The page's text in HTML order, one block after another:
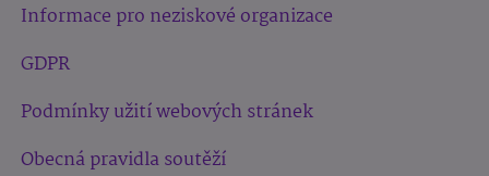
Informace pro neziskové organizace
GDPR
Podmínky užití webových stránek
Obecná pravidla soutěží